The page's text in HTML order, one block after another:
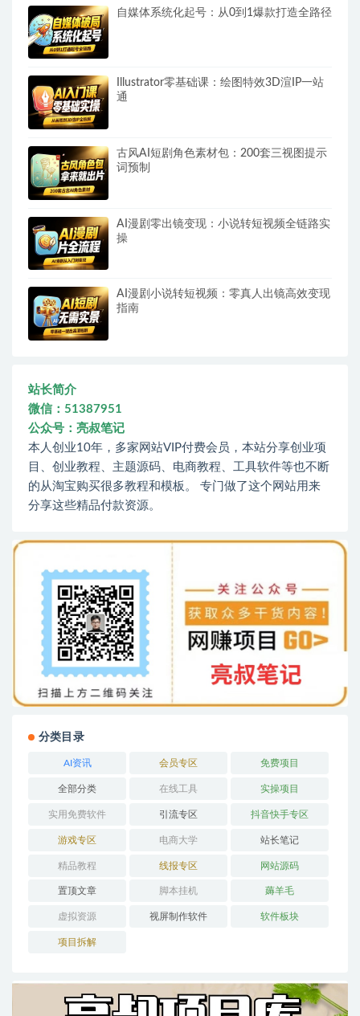
自媒体系统化起号：从0到1爆款打造全路径
Illustrator零基础课：绘图特效3D渲IP一站
通
古风AI短剧角色素材包：200套三视图提示
词预制
AI漫剧零出镜变现：小说转短视频全链路实
操
AI漫剧小说转短视频：零真人出镜高效变现
指南
站长简介
微信：51387951
公众号：亮叔笔记
本人创业10年，多家网站VIP付费会员，本站分享创业项
目、创业教程、主题源码、电商教程、工具软件等也不断
的从淘宝购买很多教程和模板。 专门做了这个网站用来
分享这些精品付款资源。
分类目录
AI资讯 会员专区 免费项目
全部分类 在线工具 实操项目
实用免费软件 引流专区 抖音快手专区
游戏专区 电商大学 站长笔记
精品教程 线报专区 网站源码
置顶文章 脚本挂机 薅羊毛
虚拟资源 视屏制作软件 软件板块
项目拆解